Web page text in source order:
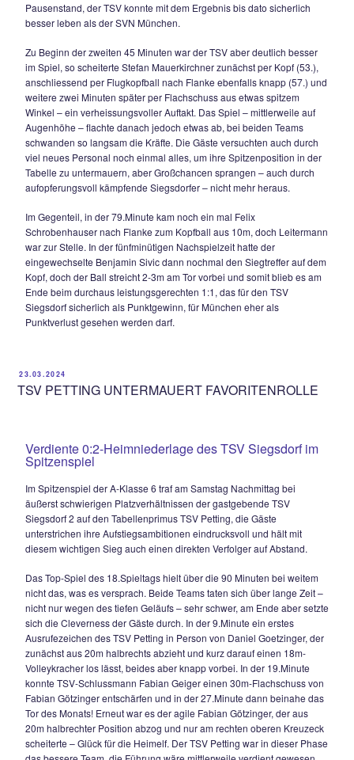
In der 32.Minute kamen die Hausherren etwas unverhofft
Großchance, als Gästekeeper Niklas Leitermann den Ball
und schließlich mit dem Aussenrist vorbeischlenzte. Doch
Gegenzug fiel dann doch der verdiente Führungstreffer,
Oesterle fasste sich aus 25m einfach mal ein Herz und
Spielgerät scharf, flach und unhaltbar ins rechte untere
0:1. Mit der Führung im Rücken spielte es sich für den SVN
wesentlich angenehmer, doch umso überraschender
Huber-Elf kurz vor der Halbzeit der 1:1-Ausgleich durch
der nach einer scharfen Schrobenhauser-Flanke von rechts
heranrauschte und trocken aus 7m einnetzte zum
Pausenstand, der TSV konnte mit dem Ergebnis bis dato
besser leben als der SVN München.
Zu Beginn der zweiten 45 Minuten war der TSV aber
im Spiel, so scheiterte Stefan Mauerkirchner zunächst per
anschliessend per Flugkopfball nach Flanke ebenfalls
Augenhöhe – flachte danach jedoch etwas ab, bei beiden
schwanden so langsam die Kräfte. Die Gäste versuchten
aufopferungsvoll kämpfende Siegsdorfer – nicht mehr
Im Gegenteil, in der 79.Minute kam noch ein mal Felix
Schrobenhauser nach Flanke zum Kopfball aus 10m, doch
war zur Stelle. In der fünfminütigen Nachspielzeit hatte der
eingewechselte Benjamin Sivic dann nochmal den
Ende beim durchaus leistungsgerechten 1:1, das für den
Siegsdorf sicherlich als Punktgewinn, für München eher als
Punktverlust gesehen werden darf.
23.03.2024
TSV PETTING UNTERMAUERT